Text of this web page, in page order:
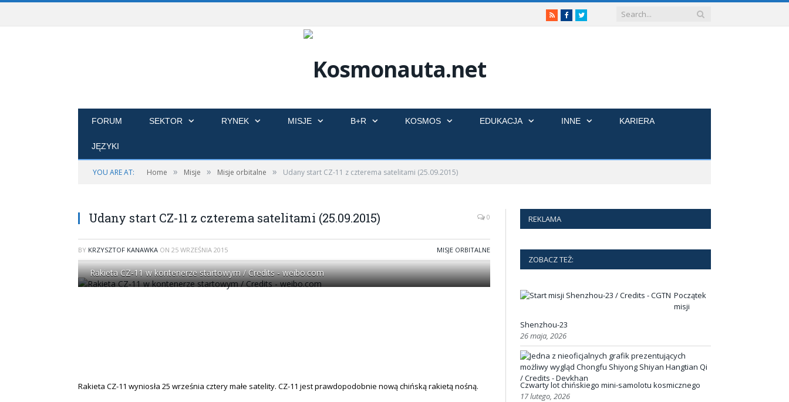
RSSFacebookTwitter
FORUM SEKTOR RYNEK MISJE B+R KOSMOS EDUKACJA INNE KARIERA
JĘZYKI
YOU ARE AT: Home » Misje » Misje orbitalne » Udany start CZ-11 z czterema satelitami (25.09.2015)
Udany start CZ-11 z czterema satelitami (25.09.2015) 0
BY KRZYSZTOF KANAWKA ON 25 WRZEŚNIA 2015 MISJE ORBITALNE
Rakieta CZ-11 w kontenerze startowym / Credits - weibo.com
Rakieta CZ-11 wyniosła 25 września cztery małe satelity. CZ-11 jest prawdopodobnie nową chińską rakietą nośną.
REKLAMA
ZOBACZ TEŻ:
Początek
misji
Shenzhou-23
26 maja, 2026
Czwarty lot chińskiego mini-samolotu kosmicznego
17 lutego, 2026